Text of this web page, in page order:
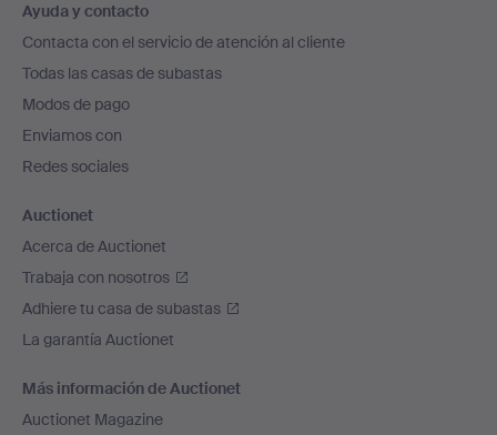
en
el
pie
de
página
Ayuda y contacto
Contacta con el servicio de atención al cliente
Todas las casas de subastas
Modos de pago
Enviamos con
Redes sociales
Auctionet
Acerca de Auctionet
Trabaja con nosotros
Adhiere tu casa de subastas
La garantía Auctionet
Más información de Auctionet
Auctionet Magazine